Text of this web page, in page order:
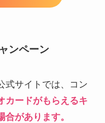
ンペーン
式サイトでは、コン
カードがもらえるキ
があります。